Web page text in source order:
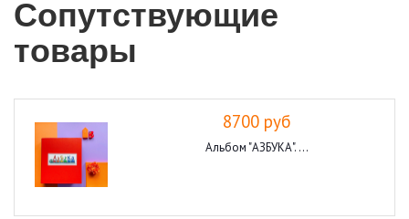
Сопутствующие
товары
8700 руб
Альбом "АЗБУКА". ...